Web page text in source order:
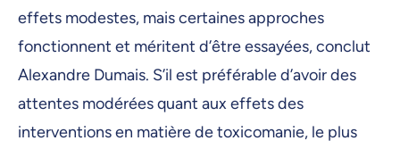
effets modestes, mais certaines approches
fonctionnent et méritent d’être essayées, conclut
Alexandre Dumais. S’il est préférable d’avoir des
attentes modérées quant aux effets des
interventions en matière de toxicomanie, le plus